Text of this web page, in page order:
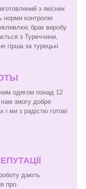
з якісних
норми контролю
брак виробу
з Туреччини,
гірша за турецькі
одягом понад 12
нам змогу добре
і ми з радістю готові
дають
про